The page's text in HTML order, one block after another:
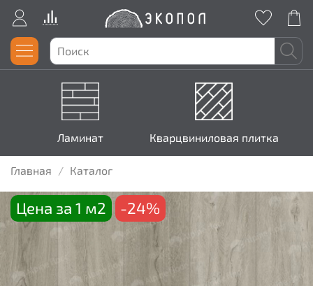
Ламинат Кварцвиниловая плитка
Главная Каталог
Цена за 1 м2 -24%